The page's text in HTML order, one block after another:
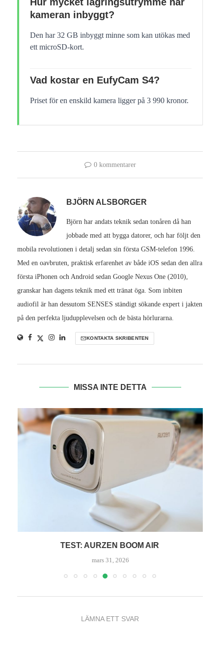
kameran inbyggt?
Den har 32 GB inbyggt minne som kan utökas med
ett microSD-kort.
Vad kostar en EufyCam S4?
Priset för en enskild kamera ligger på 3 990 kronor.
0 kommentarer
BJÖRN ALSBORGER
Björn har andats teknik sedan tonåren då han
jobbade med att bygga datorer, och har följt den
mobila revolutionen i detalj sedan sin första GSM-telefon 1996.
Med en oavbruten, praktisk erfarenhet av både iOS sedan den allra
första iPhonen och Android sedan Google Nexus One (2010),
granskar han dagens teknik med ett tränat öga. Som inbiten
audiofil är han dessutom SENSES ständigt sökande expert i jakten
på den perfekta ljudupplevelsen och de bästa hörlurarna.
KONTAKTA SKRIBENTEN
MISSA INTE DETTA
TEST: AURZEN BOOM AIR
mars 31, 2026
LÄMNA ETT SVAR